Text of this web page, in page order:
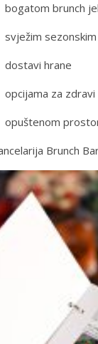
bogatom brunch
svježim
dostavi hrane
opcijama za
opuštenom
Brunch